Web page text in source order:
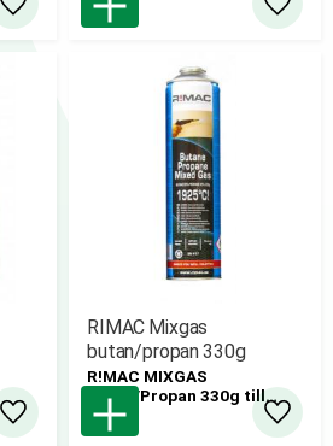
Lägg till i favoriter Lägg
Lägg till i favoriter
RIMAC Mixgas
butan/propan 330g
R!MAC MIXGAS
Butan/Propan 330g till
R!MAC SUPRAMIX
Brännarhandtag.
Lägg